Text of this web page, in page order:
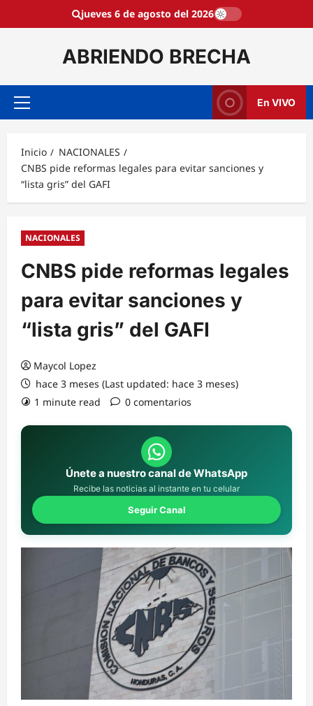
jueves 6 de agosto del 2026
ABRIENDO BRECHA
Menú
En VIVO
Inicio
NACIONALES
CNBS pide reformas legales para evitar sanciones y
“lista gris” del GAFI
NACIONALES
CNBS pide reformas legales
para evitar sanciones y
“lista gris” del GAFI
Maycol Lopez
hace 3 meses (Last updated: hace 3 meses)
1 minute read
0 comentarios
Únete a nuestro canal de WhatsApp
Recibe las noticias al instante en tu celular
Seguir Canal